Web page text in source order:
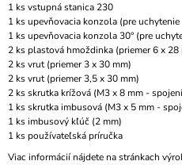
1 ks vstupná stanica 230
1 ks upevňovacia konzola (pre
1 ks upevňovacia konzola 30° (pre
2 ks plastová hmoždinka (priemer 6 x 28
2 ks vrut (priemer 3 x 30 mm)
2 ks vrut (priemer 3,5 x 30 mm)
2 ks skrutka krížová (M3 x 8 mm -
1 ks skrutka imbusová (M3 x 5 mm -
1 ks imbusový kľúč (2 mm)
1 ks používateľská príručka
Viacinformáciínájdete nastránkach